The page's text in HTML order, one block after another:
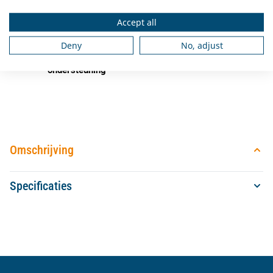
✓
✓ Deskundig adviesvan grootkeukenspecialisten
✓ Ook na aankoop bieden weservice en
ondersteuning
Omschrijving
Specificaties
Accept all
Deny
No, adjust